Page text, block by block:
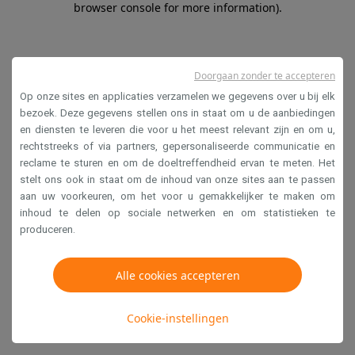
browser console for more information).
Op onze sites en applicaties verzamelen we gegevens over u bij elk
bezoek. Deze gegevens stellen ons in staat om u de aanbiedingen
en diensten te leveren die voor u het meest relevant zijn en om u,
rechtstreeks of via partners, gepersonaliseerde communicatie en
reclame te sturen en om de doeltreffendheid ervan te meten. Het
stelt ons ook in staat om de inhoud van onze sites aan te passen
aan uw voorkeuren, om het voor u gemakkelijker te maken om
inhoud te delen op sociale netwerken en om statistieken te
produceren.
Alle cookies accepteren
Cookie-instellingen
Doorgaan zonder te accepteren